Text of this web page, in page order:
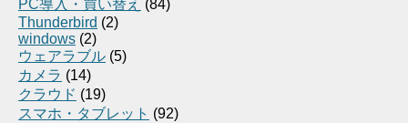
PC導入・買い替え (84)
Thunderbird (2)
windows (2)
ウェアラブル (5)
カメラ (14)
クラウド (19)
スマホ・タブレット (92)